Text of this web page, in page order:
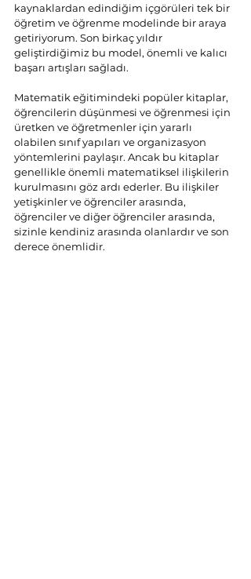
kaynaklardan edindiğim içgörüleri tek bir
öğretim ve öğrenme modelinde bir araya
getiriyorum. Son birkaç yıldır
geliştirdiğimiz bu model, önemli ve kalıcı
başarı artışları sağladı.
Matematik eğitimindeki popüler kitaplar,
öğrencilerin düşünmesi ve öğrenmesi için
üretken ve öğretmenler için yararlı
olabilen sınıf yapıları ve organizasyon
yöntemlerini paylaşır. Ancak bu kitaplar
genellikle önemli matematiksel ilişkilerin
kurulmasını göz ardı ederler. Bu ilişkiler
yetişkinler ve öğrenciler arasında,
öğrenciler ve diğer öğrenciler arasında,
sizinle kendiniz arasında olanlardır ve son
derece önemlidir.